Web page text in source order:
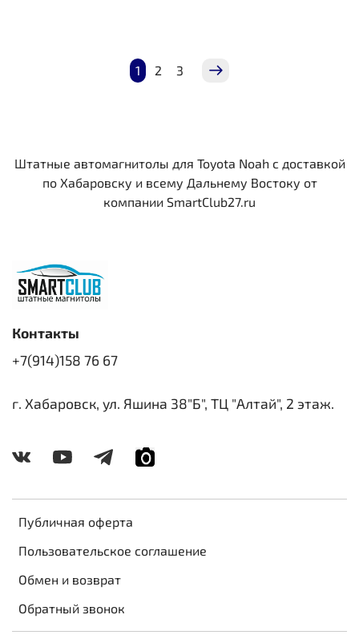
1 2 3
Штатные автомагнитолы для Toyota Noah c доставкой
по Хабаровску и всему Дальнему Востоку от
компании SmartClub27.ru
Публичная оферта
Пользовательское соглашение
Обмен и возврат
Обратный звонок
Контакты
+7(914)158 76 67
г. Хабаровск, ул. Яшина 38"Б", ТЦ "Алтай", 2 этаж.